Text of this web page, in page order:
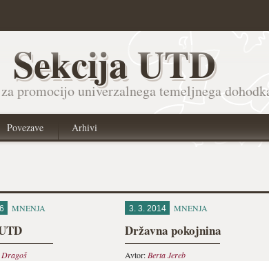
Sekcija UTD
promocijo univerzalnega temeljnega
Povezave Arhivi
MNENJA
Dragoš
3. 3. 2014 MNENJA
Državna pokojnina
Avtor: Berta Jereb